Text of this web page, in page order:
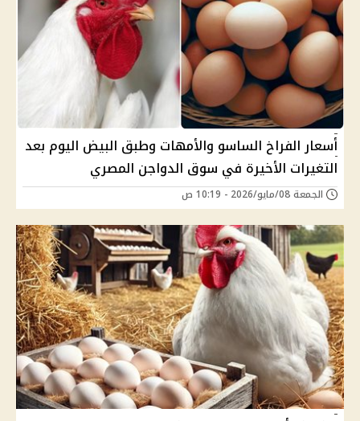
أسعار الفراخ الساسو والأمهات وطبق البيض اليوم بعد
التغيرات الأخيرة في سوق الدواجن المصري
الجمعة 08/مايو/2026 - 10:19 ص